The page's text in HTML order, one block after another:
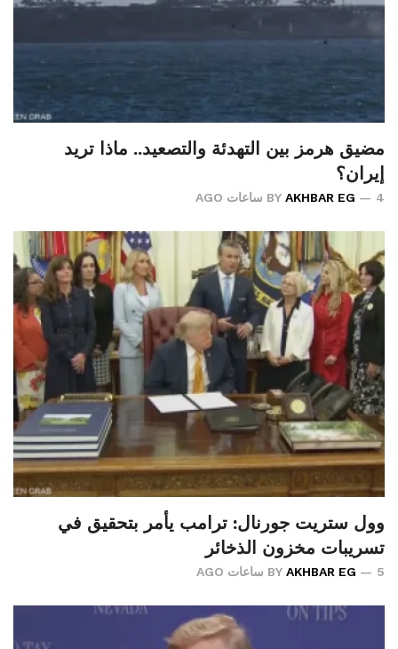
مضيق هرمز بين التهدئة والتصعيد.. ماذا تريد
إيران؟
BY AKHBAR EG 4 ساعات AGO
وول ستريت جورنال: ترامب يأمر بتحقيق في
تسريبات مخزون الذخائر
BY AKHBAR EG 5 ساعات AGO